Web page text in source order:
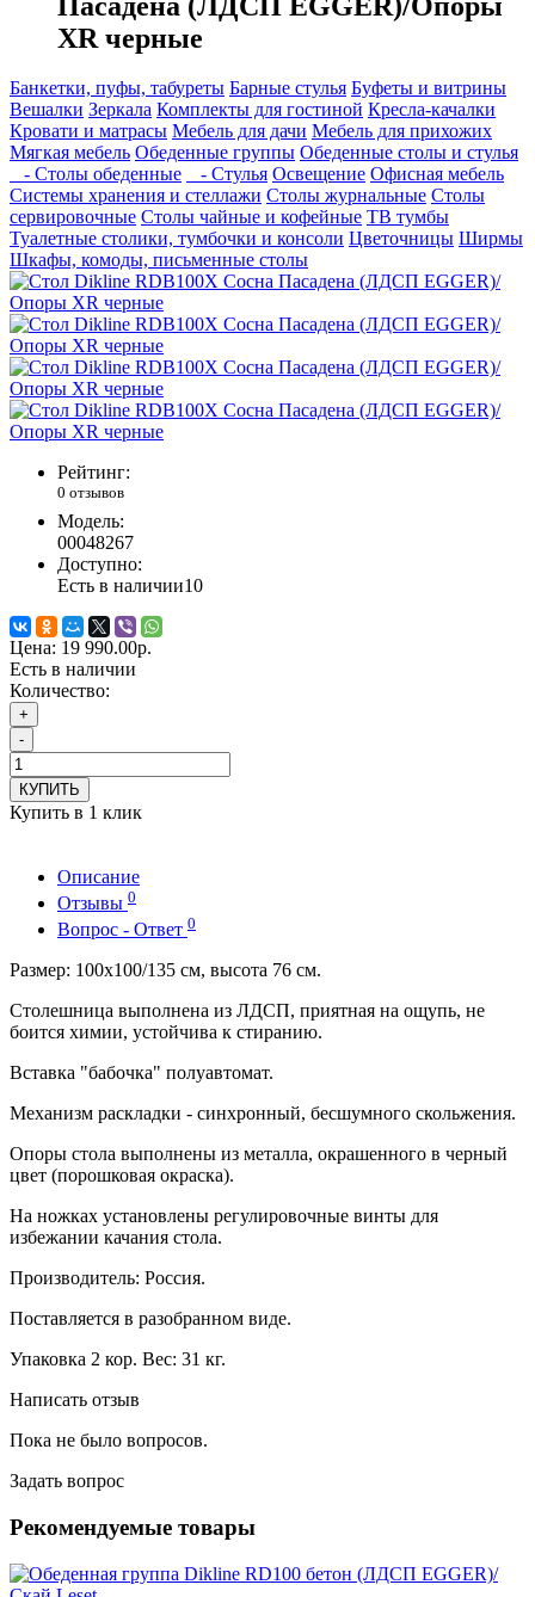
XR черные
Банкетки, пуфы, табуреты Барные стулья Буфеты и витрины
Вешалки Зеркала Комплекты для гостиной Кресла-качалки
Кровати и матрасы Мебель для дачи Мебель для прихожих
Мягкая мебель Обеденные группы Обеденные столы и стулья
- Столы обеденные
- Стулья Освещение Офисная мебель
Системы хранения и стеллажи Столы журнальные Столы
сервировочные Столы чайные и кофейные ТВ тумбы
Туалетные столики, тумбочки и консоли Цветочницы Ширмы
Шкафы, комоды, письменные столы
Рейтинг:
0 отзывов
Модель:
00048267
Доступно:
Есть в наличии10
Цена: 19 990.00р.
Есть в наличии
Количество:
+
-
КУПИТЬ
Купить в 1 клик
Описание
Отзывы 0
Вопрос - Ответ 0
Размер: 100х100/135 см, высота 76 см.
Столешница выполнена из ЛДСП, приятная на ощупь, не
боится химии, устойчива к стиранию.
Вставка "бабочка" полуавтомат.
Механизм раскладки - синхронный, бесшумного скольжения.
Опоры стола выполнены из металла, окрашенного в черный
цвет (порошковая окраска).
На ножках установлены регулировочные винты для
избежании качания стола.
Производитель: Россия.
Поставляется в разобранном виде.
Упаковка 2 кор. Вес: 31 кг.
Написать отзыв
Пока не было вопросов.
Задать вопрос
Рекомендуемые товары